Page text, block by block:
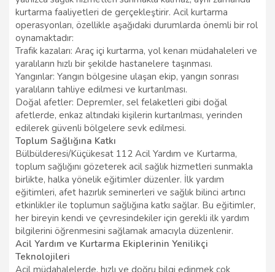
kurtarma faaliyetleri de gerçekleştirir. Acil kurtarma
operasyonları, özellikle aşağıdaki durumlarda önemli bir rol
oynamaktadır:
Trafik kazaları: Araç içi kurtarma, yol kenarı müdahaleleri ve
yaralıların hızlı bir şekilde hastanelere taşınması.
Yangınlar: Yangın bölgesine ulaşan ekip, yangın sonrası
yaralıların tahliye edilmesi ve kurtarılması.
Doğal afetler: Depremler, sel felaketleri gibi doğal
afetlerde, enkaz altındaki kişilerin kurtarılması, yerinden
edilerek güvenli bölgelere sevk edilmesi.
Toplum Sağlığına Katkı
Bülbülderesi/Küçükesat 112 Acil Yardım ve Kurtarma,
toplum sağlığını gözeterek acil sağlık hizmetleri sunmakla
birlikte, halka yönelik eğitimler düzenler. İlk yardım
eğitimleri, afet hazırlık seminerleri ve sağlık bilinci artırıcı
etkinlikler ile toplumun sağlığına katkı sağlar. Bu eğitimler,
her bireyin kendi ve çevresindekiler için gerekli ilk yardım
bilgilerini öğrenmesini sağlamak amacıyla düzenlenir.
Acil Yardım ve Kurtarma Ekiplerinin Yenilikçi
Teknolojileri
Acil müdahalelerde, hızlı ve doğru bilgi edinmek çok